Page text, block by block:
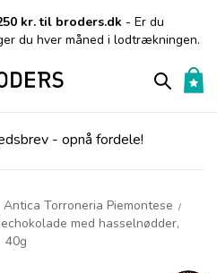
kr. til broders.dk - Er du
du hver måned i lodtrækningen.
- opnå fordele!
Antica Torroneria Piemontese /
med hasselnødder,
40g